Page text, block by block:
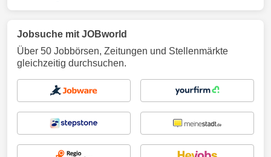
Jobsuche mit JOBworld
Über 50 Jobbörsen, Zeitungen und Stellenmärkte
gleichzeitig durchsuchen.